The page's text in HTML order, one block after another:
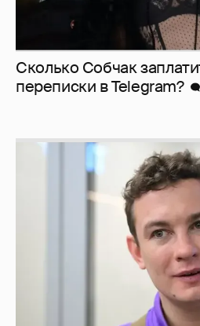
Сколько Собчак
перeписки в Telegram?